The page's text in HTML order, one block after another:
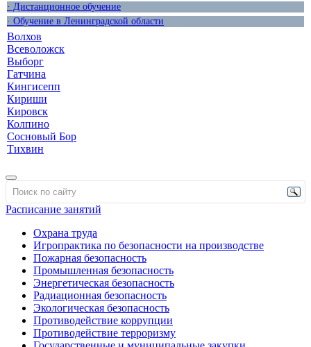
· Дистанционное обучение
· Обучение в Ленинградской области
Волхов
Всеволожск
Выборг
Гатчина
Кингисепп
Кириши
Кировск
Колпино
Сосновый Бор
Тихвин
Расписание занятий
Охрана труда
Игропрактика по безопасности на производстве
Пожарная безопасность
Промышленная безопасность
Энергетическая безопасность
Радиационная безопасность
Экологическая безопасность
Противодействие коррупции
Противодействие терроризму